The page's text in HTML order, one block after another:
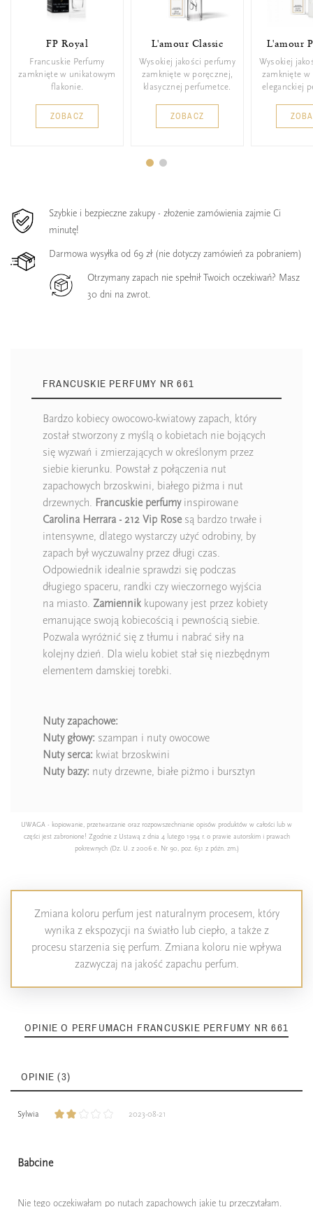
FP Royal
Francuskie Perfumy
zamknięte w unikatowym
flakonie.
ZOBACZ
L'amour Classic
Wysokiej jakości perfumy
zamknięte w poręcznej,
klasycznej perfumetce.
ZOBACZ
L'amour
Wysokiej
zamknięte w
eleganckiej
Szybkie i bezpieczne zakupy - złożenie zamówienia zajmie Ci
minutę!
Darmowa wysyłka od 69 zł (nie dotyczy zamówień za pobraniem)
Otrzymany zapach nie spełnił Twoich oczekiwań? Masz
30 dni na zwrot.
FRANCUSKIE PERFUMY NR 661
Bardzo kobiecy owocowo-kwiatowy zapach, który
został stworzony z myślą o kobietach nie bojących
się wyzwań i zmierzających w określonym przez
siebie kierunku. Powstał z połączenia nut
zapachowych brzoskwini, białego piżma i nut
drzewnych.
Francuskie perfumyinspirowane
Carolina Herrara - 212 Vip Rosesą bardzo trwałe i
intensywne, dlatego wystarczy użyć odrobiny, by
zapach był wyczuwalny przez długi czas.
Odpowiednik idealnie sprawdzi się podczas
długiego spaceru, randki czy wieczornego wyjścia
na miasto. Zamiennik kupowany jest przez kobiety
emanujące swoją kobiecością i pewnością siebie.
Pozwala wyróżnić się z tłumu i nabrać siły na
kolejny dzień. Dla wielu kobiet stał się niezbędnym
elementem damskiej torebki.
Nuty zapachowe:
Nuty głowy: szampan i nuty owocowe
Nuty serca: kwiat brzoskwini
Nuty bazy: nuty drzewne, białe piżmo i bursztyn
UWAGA - kopiowanie, przetwarzanie oraz rozpowszechnianie opisów produktów w całości lub w
części jest zabronione! Zgodnie z Ustawą z dnia 4 lutego 1994 r. o prawie autorskim i prawach
pokrewnych (Dz. U. z 2006 e. Nr 90, poz. 631 z późn. zm.)
Zmiana koloru perfum jest naturalnym procesem, który
wynika z ekspozycji na światło lub ciepło, a także z
procesu starzenia się perfum. Zmiana koloru nie wpływa
zazwyczaj na jakość zapachu perfum.
OPINIE O PERFUMACH FRANCUSKIE PERFUMY NR 661
OPINIE (3)
Sylwia 2023-08-21
Babcine
Nie tego oczekiwałam po nutach zapachowych jakie tu przeczytałam.